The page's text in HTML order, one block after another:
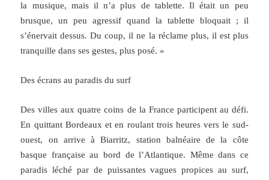
la musique, mais il n’a plus de tablette. Il était un peu
brusque, un peu agressif quand la tablette bloquait ; il
s’énervait dessus. Du coup, il ne la réclame plus, il est plus
tranquille dans ses gestes, plus posé. »
Des écrans au paradis du surf
Des villes aux quatre coins de la France participent au défi.
En quittant Bordeaux et en roulant trois heures vers le sud-
ouest, on arrive à Biarritz, station balnéaire de la côte
basque française au bord de l’Atlantique. Même dans ce
paradis léché par de puissantes vagues propices au surf,